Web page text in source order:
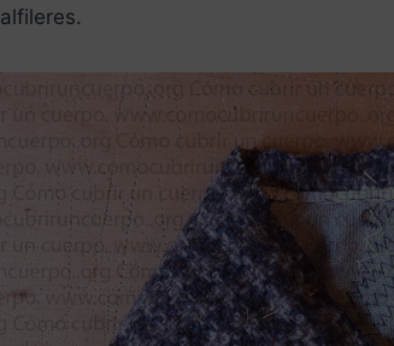
alfileres.